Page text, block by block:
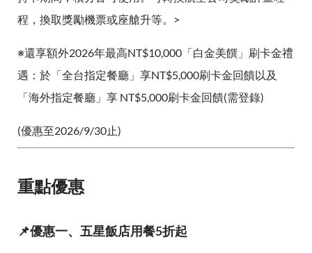
程，換取獎勵機票或座艙升等。>
※還享額外2026年最高NT$10,000「白金美饌」刷卡金禮
遇：於「全台指定餐廳」享NT$5,000刷卡金回饋以及
「海外指定餐廳」享 NT$5,000刷卡金回饋(需登錄)
(優惠至2026/9/30止)
重點優惠
📌優惠一、五星飯店用餐5折起